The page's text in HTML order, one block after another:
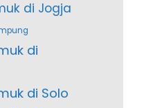
di Jogja
di
di Solo